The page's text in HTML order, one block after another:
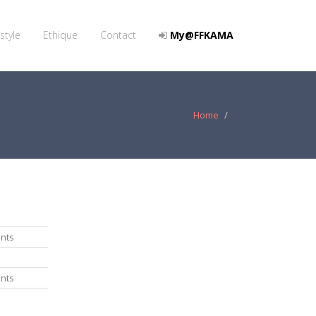
Ethique Contact My@FFKAMA
Home